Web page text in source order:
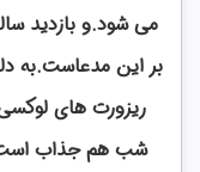
بر این مدعاست.به
ریزورت های
شب هم جذاب است